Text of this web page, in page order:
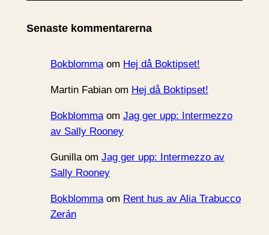
v
Senaste kommentarerna
Bokblommaom Hej då Boktipset!
Martin Fabianom Hej då Boktipset!
Bokblommaom Jag ger upp: Intermezzo
av Sally Rooney
Gunillaom Jag ger upp: Intermezzo av
Sally Rooney
Bokblommaom Rent hus av Alia Trabucco
Zerán